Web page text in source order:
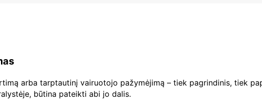
arba tarptautinį vairuotojo pažymėjimą – tiek pagrindinis, tiek
būtina pateikti abi jo dalis.